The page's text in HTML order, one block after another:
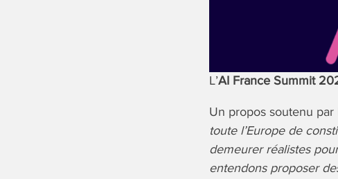
L’AI France Summit
Un propos soutenu
toute l’Europe de
demeurer réalistes
entendons proposer